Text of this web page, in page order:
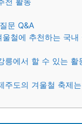
문 Q&A
울철에 추천하는 국내
릉에서 할 수 있는 활
주도의 겨울철 축제